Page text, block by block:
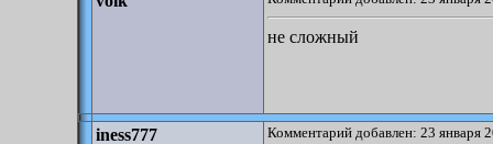
не сложный
iness777 Комментарий добавлен: 23 января